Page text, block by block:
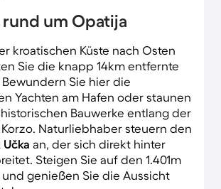
um Opatija
kroatischen Küste nach Osten
Sie die knapp 14km entfernte
Bewundern Sie hier die
Yachten am Hafen oder staunen
Bauwerke entlang der
Naturliebhaber steuern den
an, der sich direkt hinter
Steigen Sie auf den 1.401m
und genießen Sie die Aussicht